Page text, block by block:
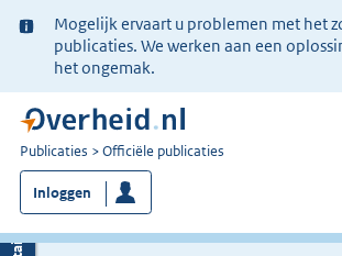
Ter
informatie:
Mogelijk ervaart u problemen met het
publicaties. We werken aan een
het ongemak.
U
bent
nu
hier:
Publicaties Officiële publicaties
Inloggen